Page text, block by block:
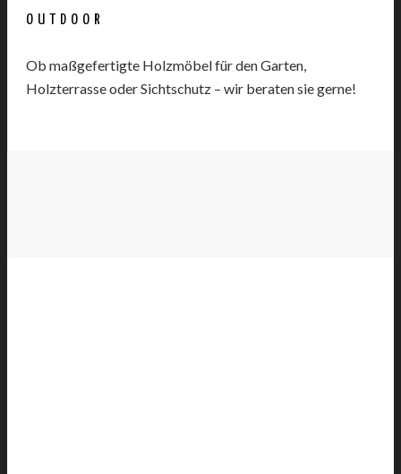
OUTDOOR
Ob maßgefertigte Holzmöbel für den Garten,
Holzterrasse oder Sichtschutz – wir beraten sie gerne!